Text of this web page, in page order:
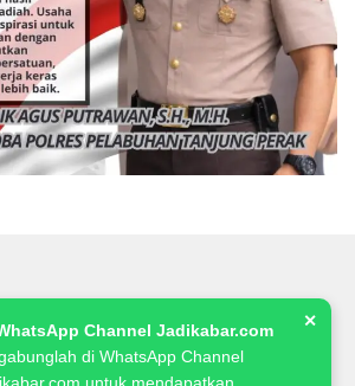
Channel Jadikabar.com
di WhatsApp Channel
✕